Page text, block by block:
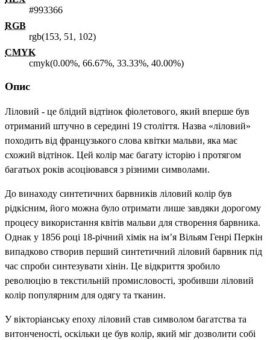
#993366
RGB
rgb(153, 51, 102)
CMYK
cmyk(0.00%, 66.67%, 33.33%, 40.00%)
Опис
Ліловий - це блідий відтінок фіолетового, який вперше був
отриманий штучно в середині 19 століття. Назва «ліловий»
походить від французького слова квітки мальви, яка має
схожий відтінок. Цей колір має багату історію і протягом
багатьох років асоціювався з різними символами.
До винаходу синтетичних барвників ліловий колір був
рідкісним, його можна було отримати лише завдяки дорогому
процесу використання квітів мальви для створення барвника.
Однак у 1856 році 18-річний хімік на ім’я Вільям Генрі Перкін
випадково створив перший синтетичний ліловий барвник під
час спроби синтезувати хінін. Це відкриття зробило
революцію в текстильній промисловості, зробивши ліловий
колір популярним для одягу та тканин.
У вікторіанську епоху ліловий став символом багатства та
витонченості, оскільки це був колір, який міг дозволити собі